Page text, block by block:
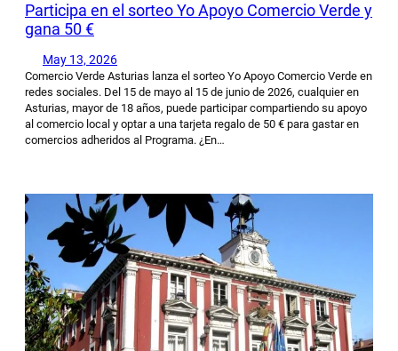
Participa en el sorteo Yo Apoyo Comercio Verde y
gana 50 €
May 13, 2026
Comercio Verde Asturias lanza el sorteo Yo Apoyo Comercio Verde en
redes sociales. Del 15 de mayo al 15 de junio de 2026, cualquier en
Asturias, mayor de 18 años, puede participar compartiendo su apoyo
al comercio local y optar a una tarjeta regalo de 50 € para gastar en
comercios adheridos al Programa. ¿En…